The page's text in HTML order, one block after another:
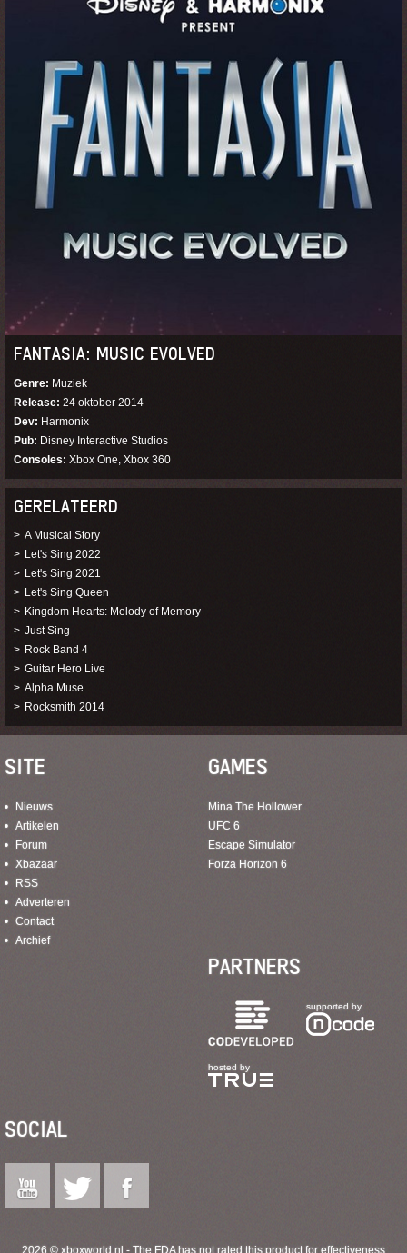
FANTASIA: MUSIC EVOLVED
Genre Muziek
Release 24 oktober 2014
Dev Harmonix
Pub Disney Interactive Studios
Consoles Xbox One, Xbox 360
GERELATEERD
A Musical Story
Let's Sing 2022
Let's Sing 2021
Let's Sing Queen
Kingdom Hearts: Melody of Memory
Just Sing
Rock Band 4
Guitar Hero Live
Alpha Muse
Rocksmith 2014
SITE
Nieuws
Artikelen
Forum
Xbazaar
RSS
Adverteren
Contact
Archief
GAMES
Mina The Hollower
UFC 6
Escape Simulator
Forza Horizon 6
PARTNERS
supported by
hosted by
SOCIAL